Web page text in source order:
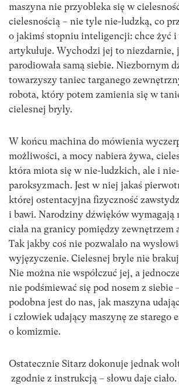
maszyna nie przyobleka się w
cielesnością – nie tyle nie-ludzką, co
o jakimś stopniu inteligencji: chce żyć i
artykułuje. Wychodzi jej to niezdarnie,
parodiowała samą siebie. Niezbornym
towarzyszy taniec targanego
robota, który potem zamienia się w
cielesnej bryły.
W końcu machina do mówienia
możliwości, a mocy nabiera żywa,
która miota się w nie-ludzkich, ale i
paroksyzmach. Jest w niej jakaś
której ostentacyjna fizyczność
i bawi. Narodziny dźwięków wymagają
ciała na granicy pomiędzy zewnętrzem
Tak jakby coś nie pozwalało na
wyjęzyczenie. Cielesnej bryle nie
Nie można nie współczuć jej, a
nie podśmiewać się pod nosem z siebie
podobna jest do nas, jak maszyna
i człowiek udający maszynę ze starego
o komizmie.
Ostatecznie Sitarz dokonuje jednak
zgodnie z instrukcją – słowu daje